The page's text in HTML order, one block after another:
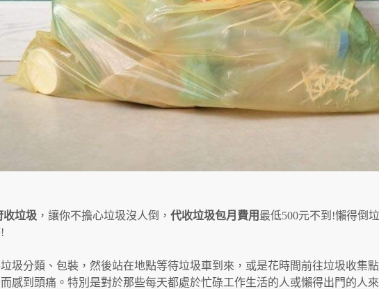
收垃圾 ，讓你不擔心垃圾沒人倒， 代收垃圾包月費用 最低500元不到!懶得倒
圾分類、包裝，然後站在地點等待垃圾車到來，或是花時間前往垃圾收集
感到頭痛。特別是對於那些每天都處於忙碌工作生活的人或懶得出門的人來